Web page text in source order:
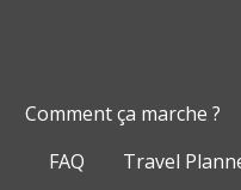
Comment ça marche ?
FAQ
Travel